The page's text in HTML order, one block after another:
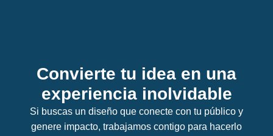
Convierte tu idea en una
experiencia inolvidable
Si buscas un diseño que conecte con tu público y
genere impacto, trabajamos contigo para hacerlo